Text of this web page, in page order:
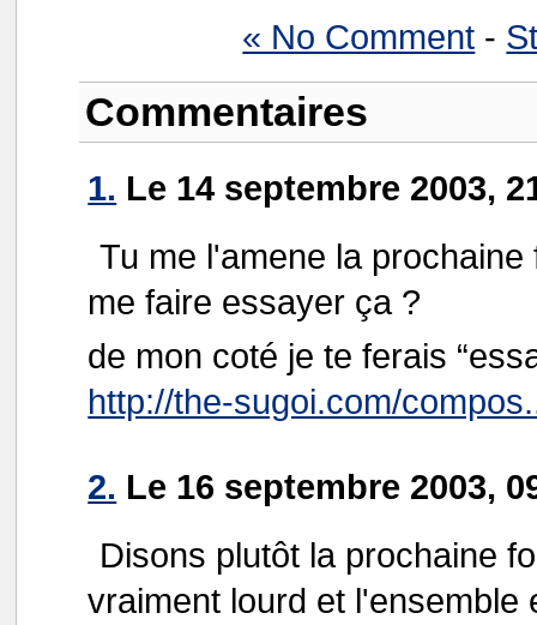
« No Comment -
Commentaires
1. Le 14 septembre 2003,
Tu me l'amene la
me faire essayer ça ?
de mon coté je te ferais
http://the-sugoi.com/
2. Le 16 septembre 2003,
Disons plutôt la prochaine
vraiment lourd et l'ensemble